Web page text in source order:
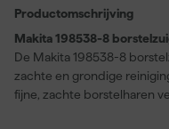
Productomschrijving
Makita 198538-8
De Makita 198538-8
zachte en grondige
fijne, zachte borstelharen